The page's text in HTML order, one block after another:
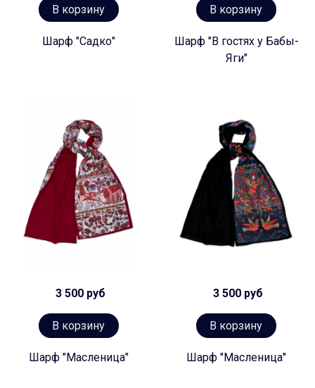
В корзину
Шарф "Садко"
В корзину
Шарф "В гостях у Бабы-
Яги"
3 500 руб
В корзину
Шарф "Масленица"
3 500 руб
В корзину
Шарф "Масленица"